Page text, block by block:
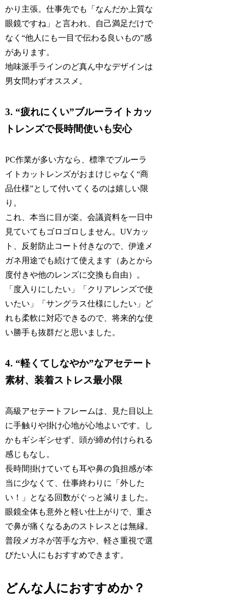
かり主張。仕事先でも「なんだか上質な
眼鏡ですね」と言われ、自己満足だけで
なく“他人にも一目で伝わる良いもの”感
があります。
地味派手ラインのど真ん中なデザインは
男女問わずオススメ。
3. “疲れにくい”ブルーライトカッ
トレンズで長時間使いも安心
PC作業が多い方なら、標準でブルーラ
イトカットレンズがおまけじゃなく“商
品仕様”として付いてくるのは嬉しい限
り。
これ、本当に目が楽。会議資料を一日中
見ていてもゴロゴロしません。UVカッ
ト、反射防止コート付きなので、伊達メ
ガネ用途でも続けて使えます（あとから
度付きや他のレンズに交換も自由）。
「度入りにしたい」「クリアレンズで使
いたい」「サングラス仕様にしたい」ど
れも柔軟に対応できるので、将来的な使
い勝手も抜群だと思いました。
4. “軽くてしなやか”なアセテート
素材、装着ストレス最小限
高級アセテートフレームは、見た目以上
に手触りや掛け心地が心地よいです。し
かもギシギシせず、頭が締め付けられる
感じもなし。
長時間掛けていても耳や鼻の負担感が本
当に少なくて、仕事終わりに「外した
い！」となる回数がぐっと減りました。
眼鏡全体も意外と軽い仕上がりで、重さ
で鼻が痛くなるあのストレスとは無縁。
普段メガネが苦手な方や、軽さ重視で選
びたい人にもおすすめできます。
どんな人におすすめか？